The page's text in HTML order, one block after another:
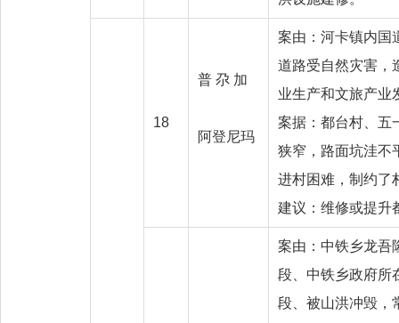
18
普 尕 加
阿登尼玛
案由：河卡镇内国
道路受自然灾害，
业生产和文旅产业
案据：都台村、五
狭窄，路面坑洼不
进村困难，制约了
建议：维修或提升
案由：中铁乡龙吾
段、中铁乡政府所
段、被山洪冲毁，